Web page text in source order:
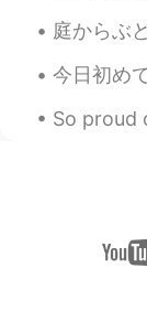
庭からぶどう🍇 Grapes from
今日初めて英語を教えた！小学校の1年生と6年生
So proud of my mom